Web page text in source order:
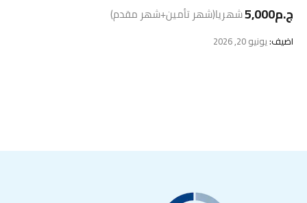
ج.م5,000 شهريا(شهر تأمين+شهر مقدم)
اضيف:يونيو 20, 2026